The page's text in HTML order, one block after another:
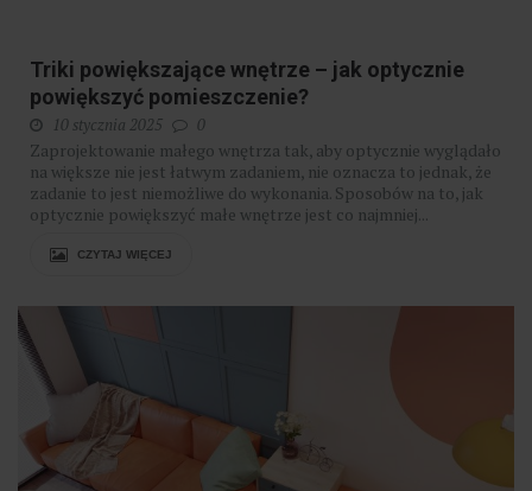
Triki powiększające wnętrze – jak optycznie
powiększyć pomieszczenie?
10 stycznia 2025 0
Zaprojektowanie małego wnętrza tak, aby optycznie wyglądało
na większe nie jest łatwym zadaniem, nie oznacza to jednak, że
zadanie to jest niemożliwe do wykonania. Sposobów na to, jak
optycznie powiększyć małe wnętrze jest co najmniej...
CZYTAJ WIĘCEJ